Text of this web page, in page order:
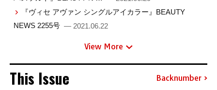
『ヴィセ アヴァン シングルアイカラー』BEAUTY
NEWS 2255号 — 2021.06.22
View More
This Issue Backnumber